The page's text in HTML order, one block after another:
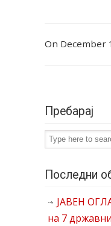
On December
Пребарај
Последни
ЈАВЕН
на 7